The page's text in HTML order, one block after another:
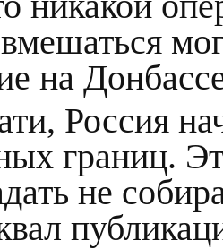
вмешаться
на
Россия
границ.
не